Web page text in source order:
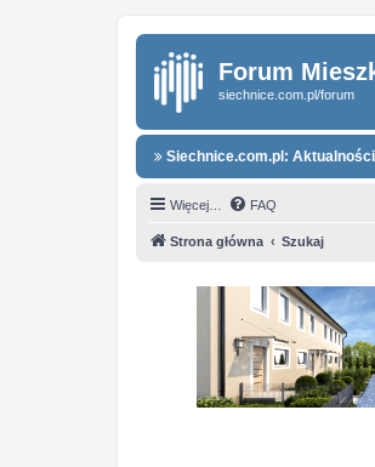
Forum
siechnice.com.pl/forum
Siechnice.com.pl:
Więcej… FAQ
Strona główna Szukaj